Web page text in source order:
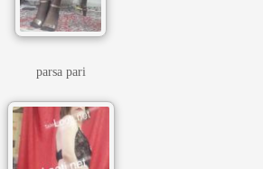
parsa pari